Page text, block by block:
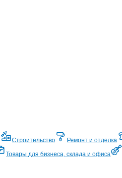
Строительство Ремонт и отделка
Товары для бизнеса, склада и офиса